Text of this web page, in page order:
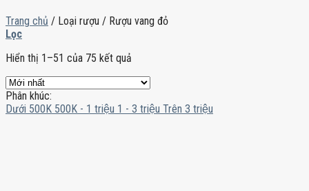
Trang chủ / Loại rượu / Rượu vang đỏ
Lọc
Hiển thị 1–51 của 75 kết quả
Phân khúc:
Dưới 500K 500K - 1 triệu 1 - 3 triệu Trên 3 triệu